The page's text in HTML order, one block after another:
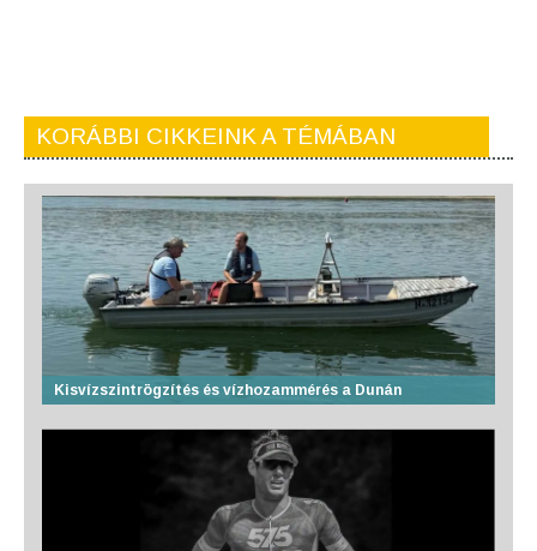
KORÁBBI CIKKEINK A TÉMÁBAN
Kisvízszintrögzítés és vízhozammérés a Dunán